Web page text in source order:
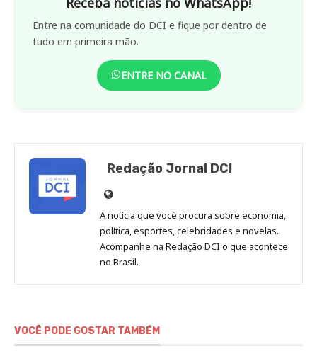
Entre na comunidade do DCI e fique por dentro de
tudo em primeira mão.
ENTRE NO CANAL
Redação Jornal DCI
Site
de
Redação
Jornal
DCI
A notícia que você procura sobre economia,
política, esportes, celebridades e novelas.
Acompanhe na Redação DCI o que acontece
no Brasil.
VOCÊ PODE GOSTAR TAMBÉM